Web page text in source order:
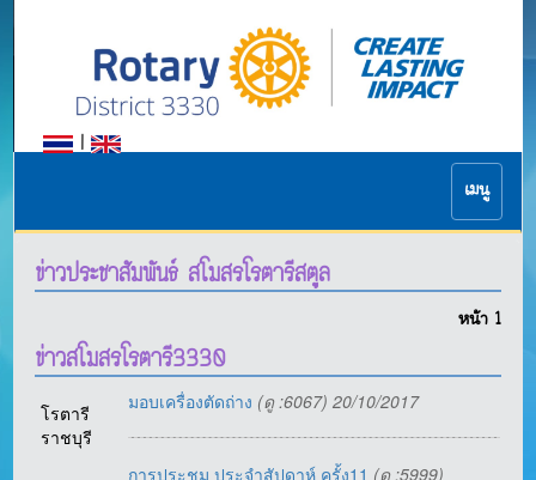
|
เมนู
ข่าวประชาสัมพันธ์ สโมสรโรตารีสตูล
หน้า 1
ข่าวสโมสรโรตารี3330
โรตารี
ราชบุรี
มอบเครื่องตัดถ่าง (ดู :6067) 20/10/2017
การประชุม ประจําสัปดาห์ ครั้ง11 (ดู :5999)